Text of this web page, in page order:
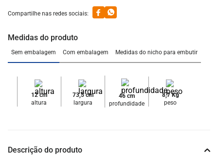
Medidas do produto
Sem embalagem Com embalagem Medidas do nicho para embutir
12 cm
altura
73,5 cm
largura
46 cm
profundidade
8,7 Kg
peso
Descrição do produto